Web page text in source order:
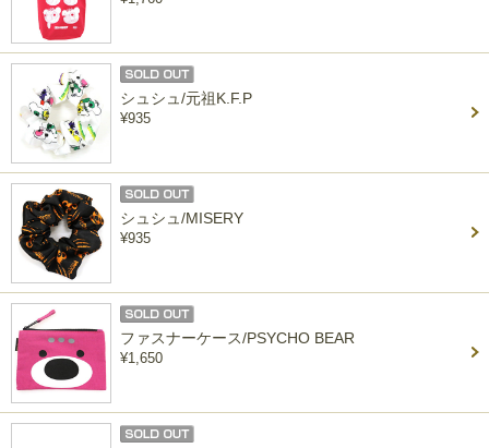
シュシュ/元祖K.F.P
¥935
シュシュ/MISERY
¥935
ファスナーケース/PSYCHO BEAR
¥1,650